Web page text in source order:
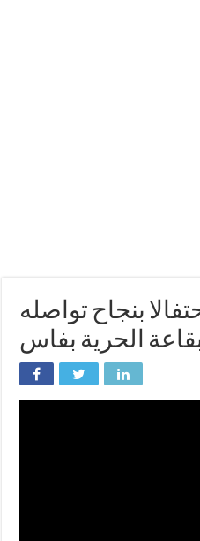
بنجاح تواصله
الحرية بفاس